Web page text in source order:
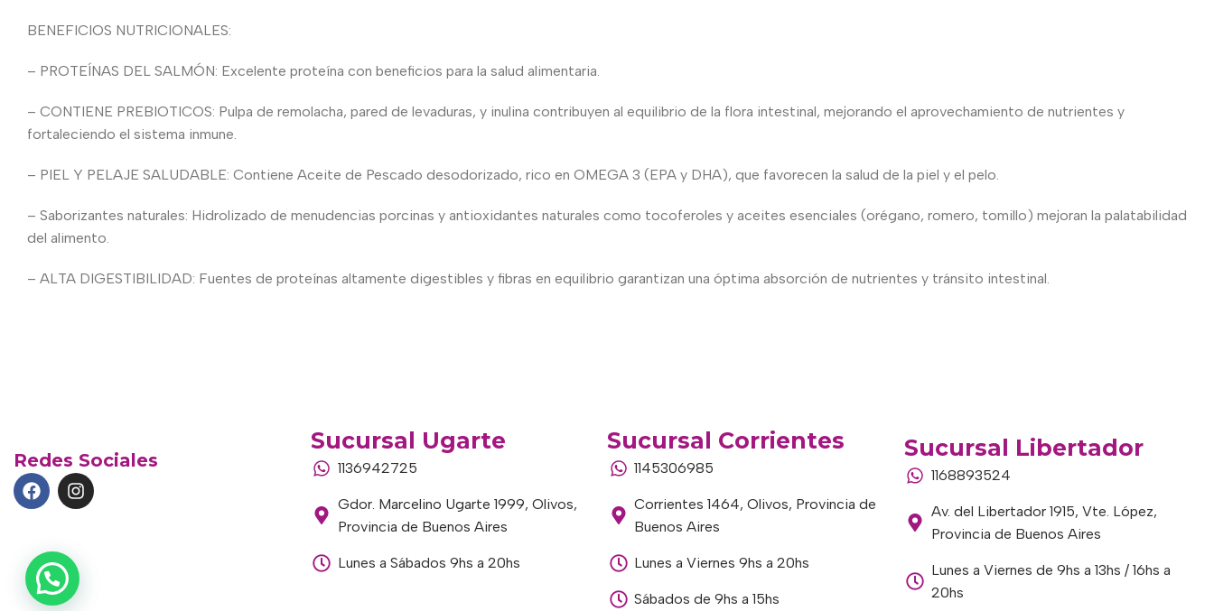
BENEFICIOS NUTRICIONALES:
– PROTEÍNAS DEL SALMÓN: Excelente proteína con beneficios para la salud alimentaria.
– CONTIENE PREBIOTICOS: Pulpa de remolacha, pared de levaduras, y inulina contribuyen al equilibrio de la flora intestinal, mejorando el aprovechamiento de nutrientes y
fortaleciendo el sistema inmune.
– PIEL Y PELAJE SALUDABLE: Contiene Aceite de Pescado desodorizado, rico en OMEGA 3 (EPA y DHA), que favorecen la salud de la piel y el pelo.
– Saborizantes naturales: Hidrolizado de menudencias porcinas y antioxidantes naturales como tocoferoles y aceites esenciales (orégano, romero, tomillo) mejoran la palatabilidad
del alimento.
– ALTA DIGESTIBILIDAD: Fuentes de proteínas altamente digestibles y fibras en equilibrio garantizan una óptima absorción de nutrientes y tránsito intestinal.
Redes Sociales
Sucursal Ugarte
1136942725
Gdor. Marcelino Ugarte 1999, Olivos,
Provincia de Buenos Aires
Lunes a Sábados 9hs a 20hs
Sucursal Corrientes
1145306985
Corrientes 1464, Olivos, Provincia de
Buenos Aires
Lunes a Viernes 9hs a 20hs
Sábados de 9hs a 15hs
Sucursal Libertador
1168893524
Av. del Libertador 1915, Vte. López,
Provincia de Buenos Aires
Lunes a Viernes de 9hs a 13hs / 16hs a
20hs